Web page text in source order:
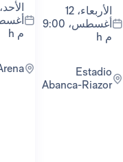
أغسطس، 9:00
الأحد، 16
أغسطس، 5:00
م h
VELTINS-Arena